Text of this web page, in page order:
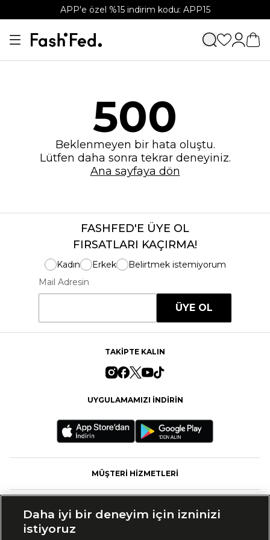
APP'e özel %15 indirim kodu: APP15
500
Beklenmeyen bir hata oluştu.
Lütfen daha sonra tekrar deneyiniz.
Ana sayfaya dön
FASHFED'E ÜYE OL
FIRSATLARI KAÇIRMA!
Kadın Erkek
Belirtmek istemiyorum
Mail Adresin
ÜYE OL
TAKİPTE KALIN
UYGULAMAMIZI İNDİRİN
MÜŞTERİ HİZMETLERİ
Daha iyi bir deneyim için izninizi
istiyoruz